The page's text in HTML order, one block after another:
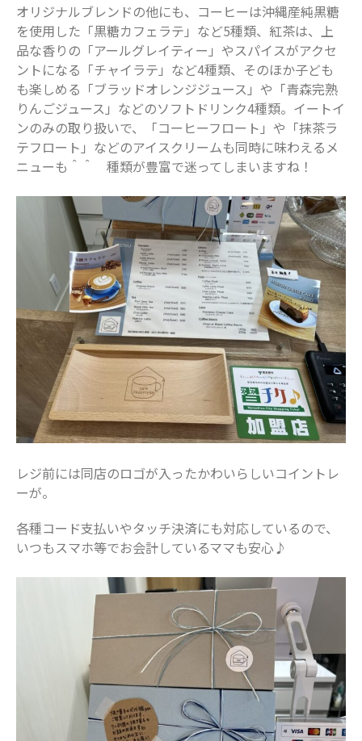
オリジナルブレンドの他にも、コーヒーは沖縄産純黒糖
を使用した「黒糖カフェラテ」など5種類、紅茶は、上
品な香りの「アールグレイティー」やスパイスがアクセ
ントになる「チャイラテ」など4種類、そのほか子ども
も楽しめる「ブラッドオレンジジュース」や「青森完熟
りんごジュース」などのソフトドリンク4種類。イートイ
ンのみの取り扱いで、「コーヒーフロート」や「抹茶ラ
テフロート」などのアイスクリームも同時に味わえるメ
ニューも＾＾ 種類が豊富で迷ってしまいますね！
レジ前には同店のロゴが入ったかわいらしいコイントレ
ーが。
各種コード支払いやタッチ決済にも対応しているので、
いつもスマホ等でお会計しているママも安心♪